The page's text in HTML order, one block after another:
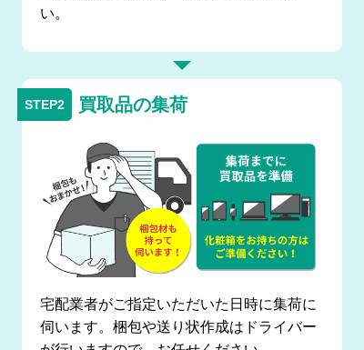
い。
買取品の集荷
宅配業者がご指定いただいた日時に集荷に
伺います。梱包や送り状作成はドライバー